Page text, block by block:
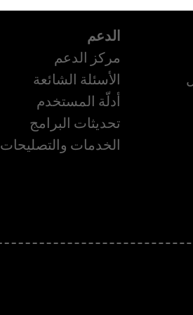
الدعم
مركز الدعم
الأسئلة الشائعة
أدلّة المستخدم
تحديثات البرامج
الخدمات والتصليحات